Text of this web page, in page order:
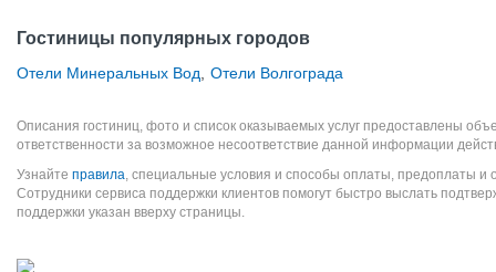
Гостиницы популярных городов
Отели Минеральных Вод Отели Волгограда
Описания гостиниц, фото и список оказываемых услуг предоставлены
ответственности за возможное несоответствие данной информации
Узнайте правила, специальные условия и способы оплаты, предоплаты и
Сотрудники сервиса поддержки клиентов помогут быстро выслать
поддержки указан вверху страницы.